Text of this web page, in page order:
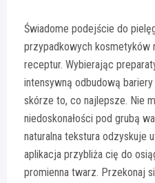
Świadome podejście do
przypadkowych kosmetyków
receptur. Wybierając
intensywną odbudową
skórze to, co najlepsze. Nie
niedoskonałości pod grubą
naturalna tekstura odzyskuje
aplikacja przybliża cię do
promienna twarz. Przekonaj